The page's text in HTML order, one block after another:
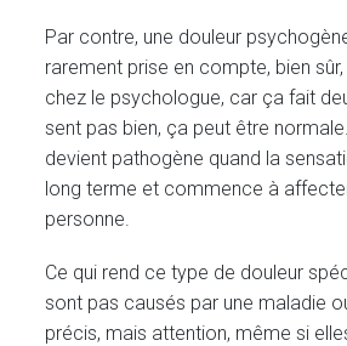
Par contre, une douleur
rarement prise en compte, bien
chez le psychologue, car ça fait
sent pas bien, ça peut être
devient pathogène quand la
long terme et commence à
personne.
Ce qui rend ce type de douleur
sont pas causés par une maladie
précis, mais attention, même si